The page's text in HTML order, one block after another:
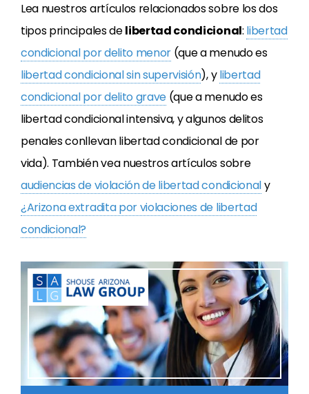
Lea nuestros artículos relacionados sobre los dos
tipos principales delibertad condicional: libertad
condicional por delito menor (que a menudo es
libertad condicional sin supervisión), ylibertad
condicional por delito grave (que a menudo es
libertad condicional intensiva, y algunos delitos
penales conllevan libertad condicional de por
vida). También vea nuestros artículos sobre
audiencias de violación de libertad condicionaly
¿Arizona extradita por violaciones de libertad
condicional?